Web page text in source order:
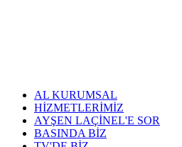
AL KURUMSAL
HİZMETLERİMİZ
AYŞEN LAÇİNEL'E SOR
BASINDA BİZ